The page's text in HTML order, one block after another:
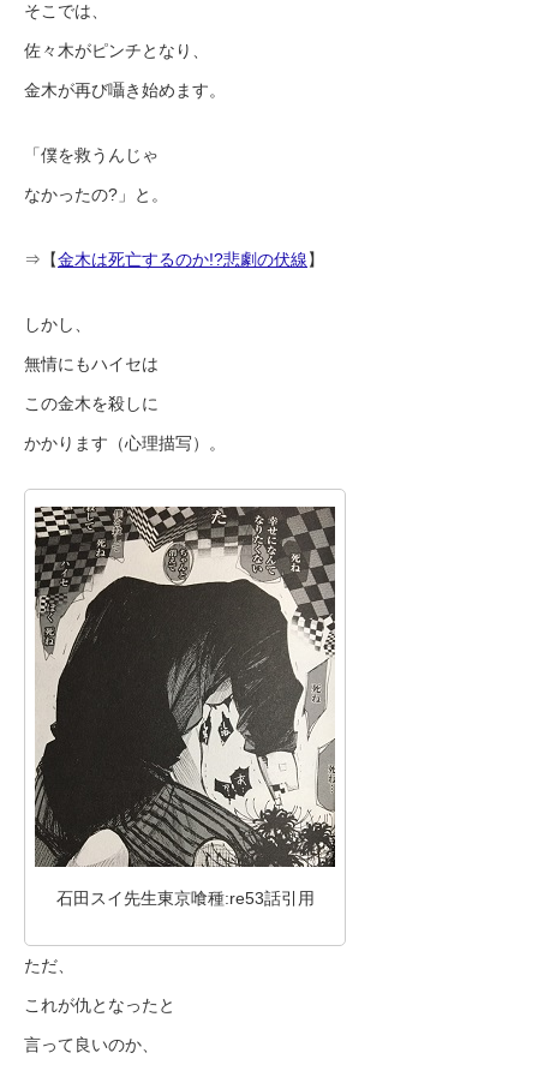
そこでは、
佐々木がピンチとなり、
金木が再び囁き始めます。
「僕を救うんじゃ
なかったの?」と。
⇒【金木は死亡するのか!?悲劇の伏線】
しかし、
無情にもハイセは
この金木を殺しに
かかります（心理描写）。
石田スイ先生東京喰種:re53話引用
ただ、
これが仇となったと
言って良いのか、